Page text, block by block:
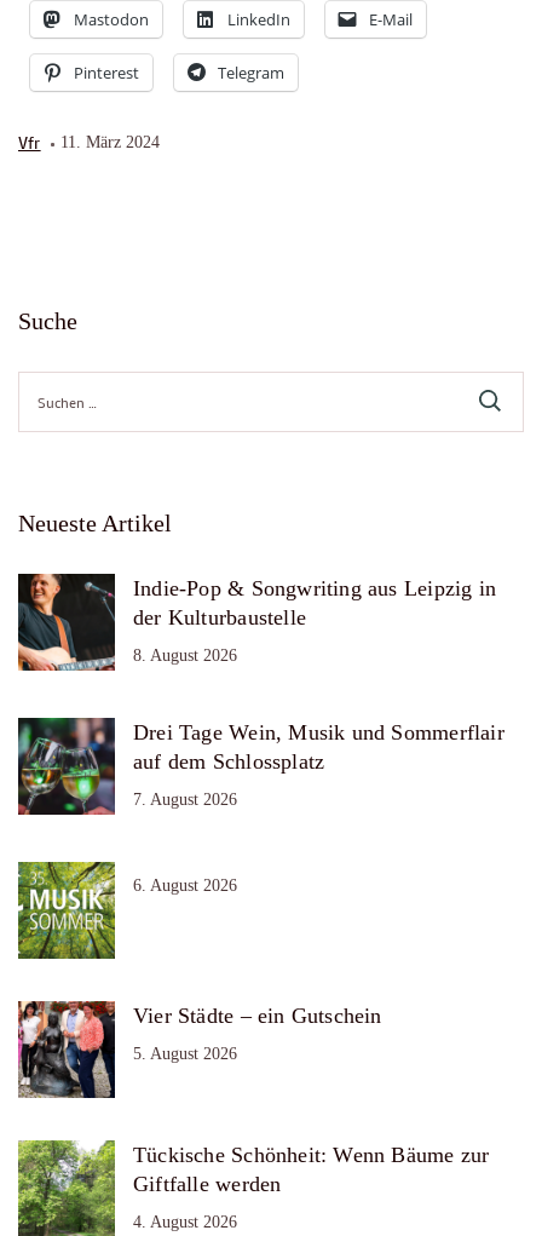
Mastodon LinkedIn E-Mail
Pinterest Telegram
Vfr 11. März 2024
Suche
nach:
Neueste Artikel
Indie-Pop & Songwriting aus Leipzig in
der Kulturbaustelle
8. August 2026
Drei Tage Wein, Musik und Sommerflair
auf dem Schlossplatz
7. August 2026
6. August 2026
Vier Städte – ein Gutschein
5. August 2026
Tückische Schönheit: Wenn Bäume zur
Giftfalle werden
4. August 2026